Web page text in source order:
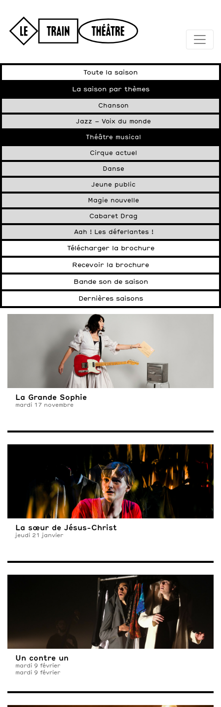
Toute la saison
La saison par thèmes
Chanson
Jazz – Voix du monde
Théâtre musical
Cirque actuel
Danse
Jeune public
Magie nouvelle
Cabaret Drag
Aah ! Les déferlantes !
Télécharger la brochure
Recevoir la brochure
Bande son de saison
Dernières saisons
La Grande Sophie
mardi 17 novembre
La sœur de Jésus-Christ
jeudi 21 janvier
Un contre un
mardi 9 février
mardi 9 février